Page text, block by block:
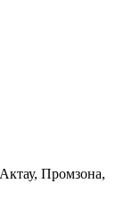
Актау, Промзона,